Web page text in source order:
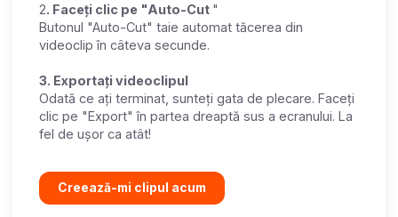
2. Faceți clic pe "Auto-Cut "
Butonul "Auto-Cut" taie automat tăcerea din
videoclip în câteva secunde.
3. Exportați videoclipul
Odată ce ați terminat, sunteți gata de plecare. Faceți
clic pe "Export" în partea dreaptă sus a ecranului. La
fel de ușor ca atât!
Creează-mi clipul acum